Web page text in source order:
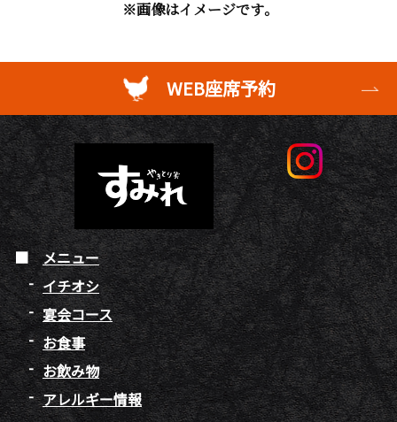
※画像はイメージです。
WEB座席予約
メニュー
イチオシ
宴会コース
お食事
お飲み物
アレルギー情報